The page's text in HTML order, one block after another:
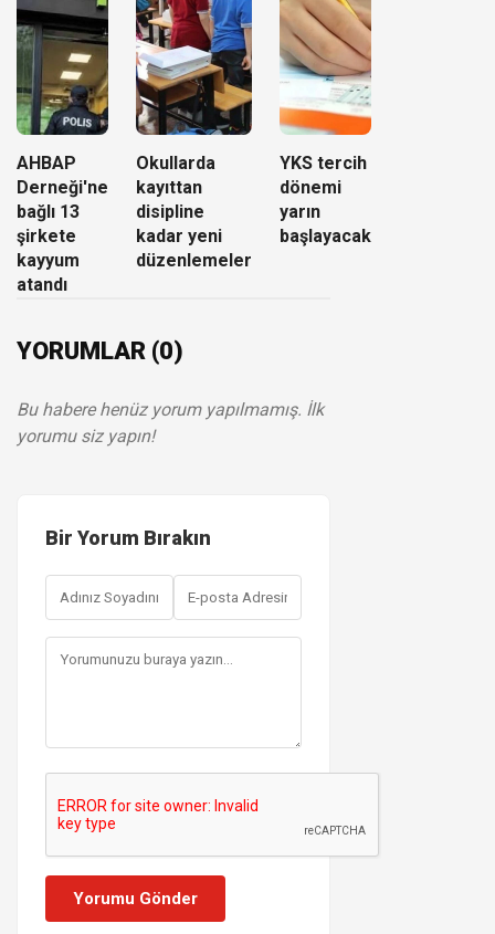
AHBAP
Derneği'ne
bağlı 13
şirkete
kayyum
atandı
Okullarda
kayıttan
disipline
kadar yeni
düzenlemeler
YKS tercih
dönemi
yarın
başlayacak
YORUMLAR (0)
Bu habere henüz yorum yapılmamış. İlk
yorumu siz yapın!
Bir Yorum Bırakın
Yorumu Gönder